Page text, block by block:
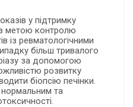
у підтримку
з метою контролю
із ревматологічними
більш тривалого
за допомогою
розвитку
біопсію печінки.
нормальним та